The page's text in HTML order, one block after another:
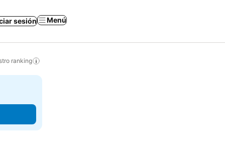
sesión Menú
ranking